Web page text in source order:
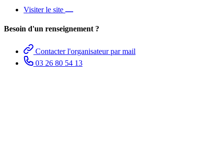
Visiter le site
Besoin d'un renseignement ?
Contacter l'organisateur par mail
03 26 80 54 13